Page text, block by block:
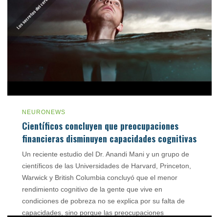
NEURONEWS
Científicos concluyen que preocupaciones
financieras disminuyen capacidades cognitivas
Un reciente estudio del Dr. Anandi Mani y un grupo de
científicos de las Universidades de Harvard, Princeton,
Warwick y British Columbia concluyó que el menor
rendimiento cognitivo de la gente que vive en
condiciones de pobreza no se explica por su falta de
capacidades, sino porque las preocupaciones